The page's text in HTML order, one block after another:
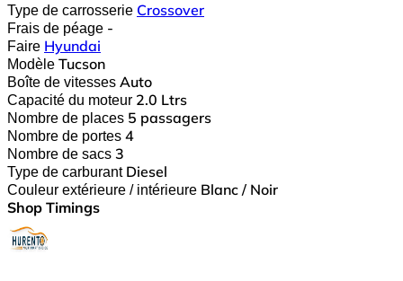
Type de carrosserie Crossover
Frais de péage -
Faire Hyundai
Modèle Tucson
Boîte de vitesses Auto
Capacité du moteur 2.0 Ltrs
Nombre de places 5 passagers
Nombre de portes 4
Nombre de sacs 3
Type de carburant Diesel
Couleur extérieure / intérieure Blanc / Noir
Shop Timings